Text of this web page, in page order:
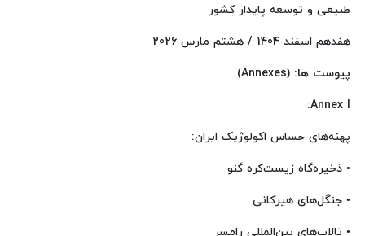
طبیعی و توسعه پایدار کشور
هفدهم اسفند 1404 / هشتم مارس 2026
پیوست ها:
(Annexes)
Annex I:
پهنه‌های حساس اکولوژیک ایران:
• ذخیره‌گاه زیست‌کره گنو
• جنگل‌های هیرکانی
• تالاب‌های بین‌المللی رامسر